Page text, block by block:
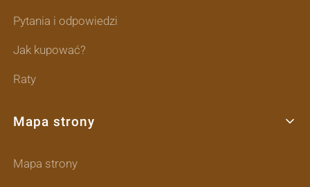
Pytania i odpowiedzi
Jak kupować?
Raty
Mapa strony
Mapa strony